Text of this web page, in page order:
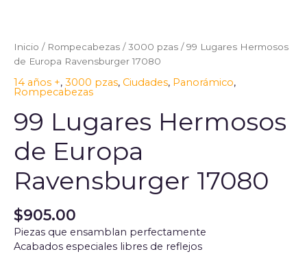
Inicio / Rompecabezas /3000 pzas / 99 Lugares Hermosos
de Europa Ravensburger 17080
14 años +, 3000 pzas, Ciudades, Panorámico,
Rompecabezas
99 Lugares Hermosos
de Europa
Ravensburger 17080
$905.00
Piezas que ensamblan perfectamente
Acabados especiales libres de reflejos
Europa
Ravensburger
17080
cantidad